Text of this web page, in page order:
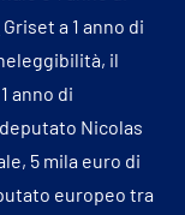
Griset a 1 anno di
il
anno di
Nicolas
5 mila euro di
europeo tra